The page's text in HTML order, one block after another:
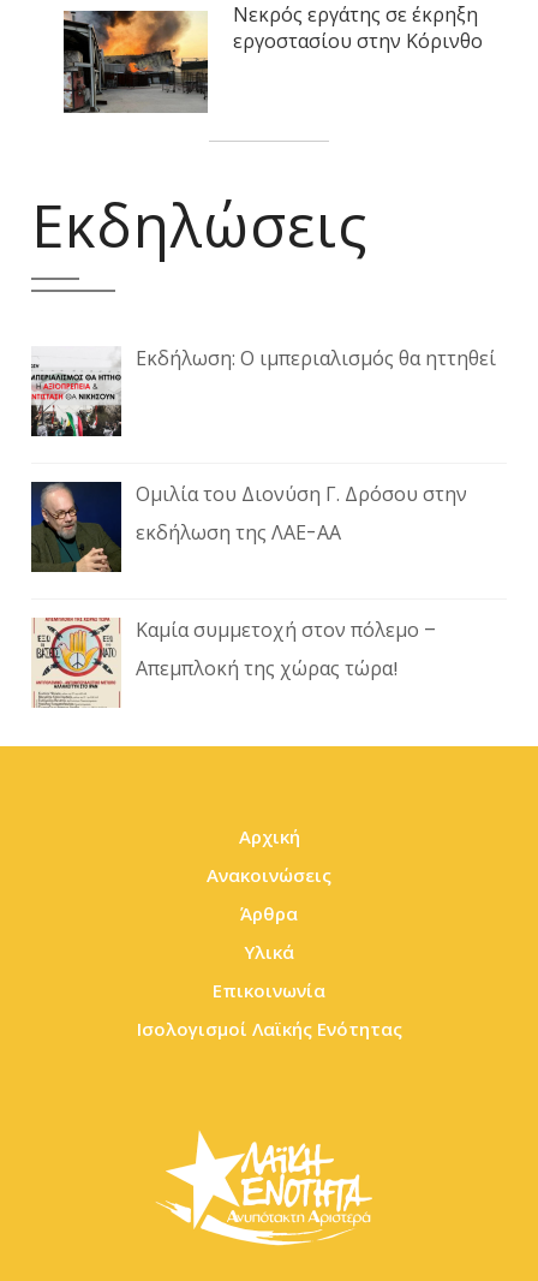
Νεκρός εργάτης σε έκρηξη
εργοστασίου στην Κόρινθο
Εκδηλώσεις
Εκδήλωση: Ο ιμπεριαλισμός θα ηττηθεί
Ομιλία του Διονύση Γ. Δρόσου στην
εκδήλωση της ΛΑΕ-ΑΑ
Καμία συμμετοχή στον πόλεμο –
Απεμπλοκή της χώρας τώρα!
Αρχική
Ανακοινώσεις
Άρθρα
Υλικά
Επικοινωνία
Ισολογισμοί Λαϊκής Ενότητας